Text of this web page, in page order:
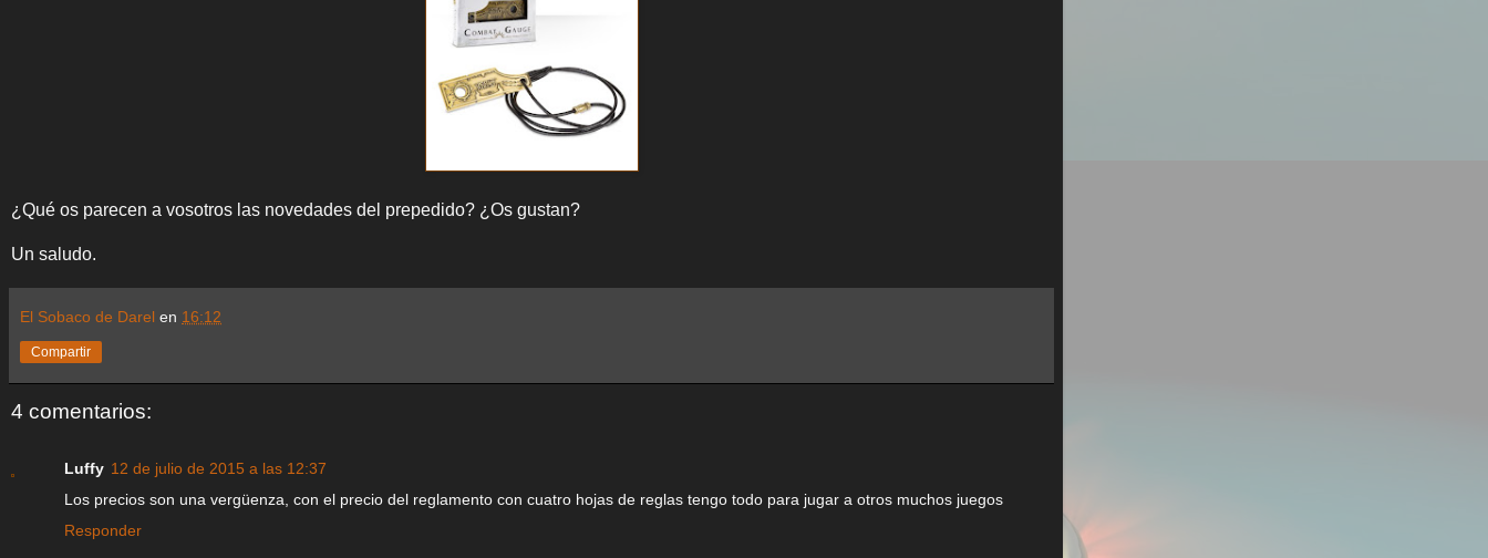
¿Qué os parecen a vosotros las novedades del prepedido? ¿Os gustan?
Un saludo.
El Sobaco de Darel en 16:12
Compartir
4 comentarios:
Luffy 12 de julio de 2015 a las 12:37
Los precios son una vergüenza, con el precio del reglamento con cuatro hojas de reglas tengo todo para jugar a otros muchos juegos
Responder